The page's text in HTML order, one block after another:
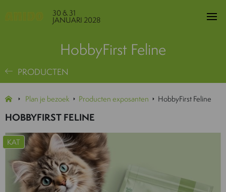
30 & 31
JANUARI 2028
HobbyFirst Feline
PRODUCTEN
Plan je bezoek Producten exposanten HobbyFirst Feline
HOBBYFIRST FELINE
KAT